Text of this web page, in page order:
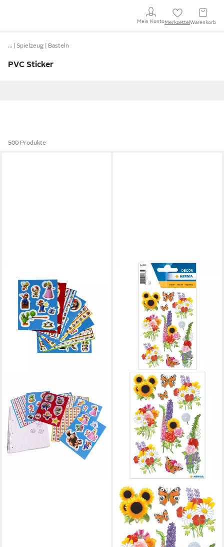
Mein KontoMerkzettel Warenkorb
… Spielzeug Basteln
PVC Sticker
500 Produkte
Sticker - Aufkleberbogen
Mehrfarbig 16,6 x 22,3 cm
Kinder Basteln Dekoration,
(Set 8-tlg)
4,95 €
-50%
HERMA
Sticker Sticker DECOR
Blumen Moderne Blumen 3 Bl
7,85 €
lieferbar - in 9-11 Werktagen bei
dir